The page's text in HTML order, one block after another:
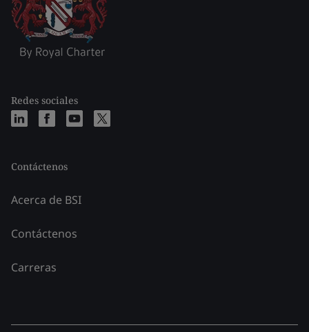
Redes sociales
Contáctenos
Acerca de BSI
Contáctenos
Carreras